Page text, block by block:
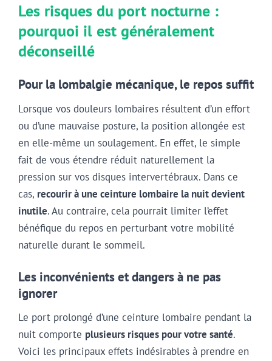
Les risques du port nocturne :
pourquoi il est généralement
déconseillé
Pour la lombalgie mécanique, le repos suffit
Lorsque vos douleurs lombaires résultent d’un effort
ou d’une mauvaise posture, la position allongée est
en elle-même un soulagement. En effet, le simple
fait de vous étendre réduit naturellement la
pression sur vos disques intervertébraux. Dans ce
cas, recourir à une ceinture lombaire la nuit devient
inutile. Au contraire, cela pourrait limiter l’effet
bénéfique du repos en perturbant votre mobilité
naturelle durant le sommeil.
Les inconvénients et dangers à ne pas
ignorer
Le port prolongé d’une ceinture lombaire pendant la
nuit comporte plusieurs risques pour votre santé.
Voici les principaux effets indésirables à prendre en